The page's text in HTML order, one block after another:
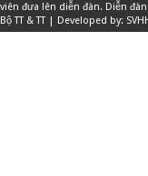
viên đưa lên diễn đàn. Diễn
Bộ TT & TT | Developed by: